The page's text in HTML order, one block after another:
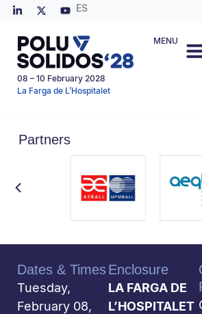
ES
08 – 10 February 2028
La Farga de L’Hospitalet
MENU
Partners
Dates & Times
Tuesday,
February 08,
Enclosure
LA FARGA DE
L’HOSPITALET